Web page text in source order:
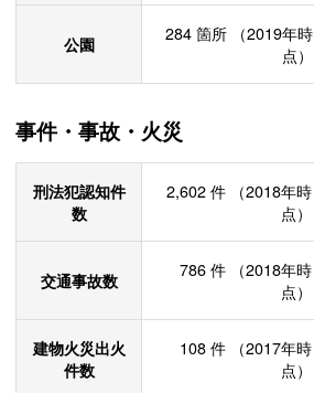
公園 284 箇所
（2019年時
点）
事件・事故・火災
刑法犯認知件
数
2,602 件
（2018年時
点）
交通事故数 786 件
（2018年時
点）
建物火災出火
件数
108 件
（2017年時
点）